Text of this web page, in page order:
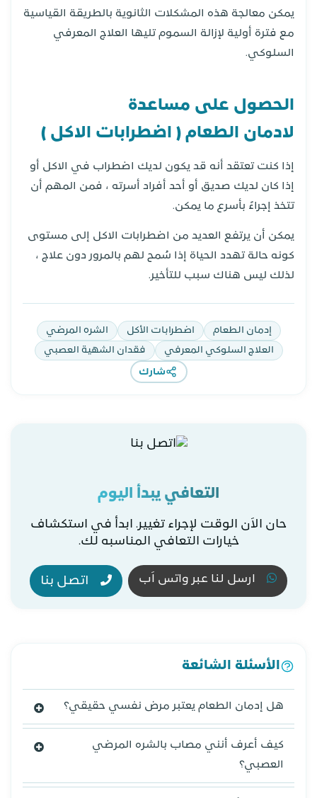
يمكن معالجة هذه المشكلات الثانوية بالطريقة القياسية
مع فترة أولية لإزالة السموم تليها العلاج المعرفي
السلوكي.
الحصول على مساعدة
لادمان الطعام ( اضطرابات الاكل )
إذا كنت تعتقد أنه قد يكون لديك اضطراب في الاكل أو
إذا كان لديك صديق أو أحد أفراد أسرته ، فمن المهم أن
تتخذ إجراءً بأسرع ما يمكن.
يمكن أن يرتفع العديد من اضطرابات الاكل إلى مستوى
كونه حالة تهدد الحياة إذا سُمح لهم بالمرور دون علاج ،
لذلك ليس هناك سبب للتأخير.
إدمان الطعام اضطرابات الأكل الشره المرضي
العلاج السلوكي المعرفي فقدان الشهية العصبي
شارك
التعافي يبدأ اليوم
حان الاَن الوقت لإجراء تغيير. ابدأ في استكشاف
خيارات التعافي المناسبه لك.
ارسل لنا عبر واتس اَب اتصل بنا
الأسئلة الشائعة
هل إدمان الطعام يعتبر مرض نفسي حقيقي؟
كيف أعرف أنني مصاب بالشره المرضي
العصبي؟